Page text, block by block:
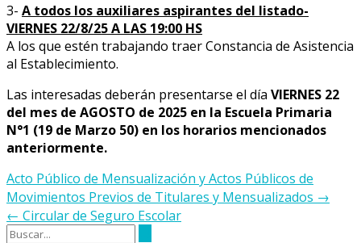
3- A todos los auxiliares aspirantes del listado-
VIERNES 22/8/25 A LAS 19:00 HS
A los que estén trabajando traer Constancia de Asistencia
al Establecimiento.
Las interesadas deberán presentarse el día VIERNES 22
del mes de AGOSTO de 2025 en la Escuela Primaria
N°1 (19 de Marzo 50) en los horarios mencionados
anteriormente.
Navegación
de
la
entrada
Acto Público de Mensualización y Actos Públicos de
Movimientos Previos de Titulares y Mensualizados →
← Circular de Seguro Escolar